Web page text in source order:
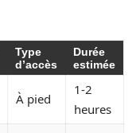
Type
d’accès
Durée
estimée
À pied
1-2
heures